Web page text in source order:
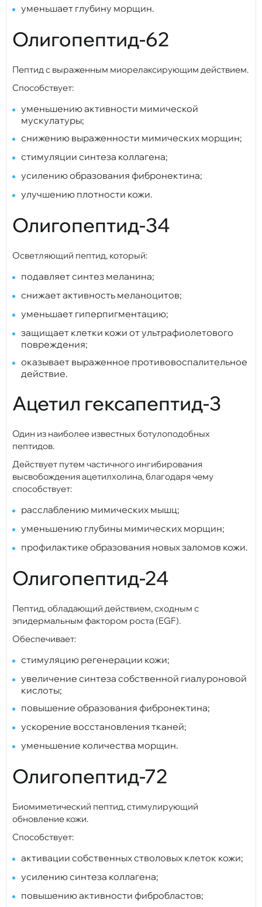
уменьшает глубину морщин.
Олигопептид-62
Пептид с выраженным миорелаксирующим действием.
Способствует:
уменьшению активности мимической
мускулатуры;
снижению выраженности мимических морщин;
стимуляции синтеза коллагена;
усилению образования фибронектина;
улучшению плотности кожи.
Олигопептид-34
Осветляющий пептид, который:
подавляет синтез меланина;
снижает активность меланоцитов;
уменьшает гиперпигментацию;
защищает клетки кожи от ультрафиолетового
повреждения;
оказывает выраженное противовоспалительное
действие.
Ацетил гексапептид-3
Один из наиболее известных ботулоподобных
пептидов.
Действует путем частичного ингибирования
высвобождения ацетилхолина, благодаря чему
способствует:
расслаблению мимических мышц;
уменьшению глубины мимических морщин;
профилактике образования новых заломов кожи.
Олигопептид-24
Пептид, обладающий действием, сходным с
эпидермальным фактором роста (EGF).
Обеспечивает:
стимуляцию регенерации кожи;
увеличение синтеза собственной гиалуроновой
кислоты;
повышение образования фибронектина;
ускорение восстановления тканей;
уменьшение количества морщин.
Олигопептид-72
Биомиметический пептид, стимулирующий
обновление кожи.
Способствует:
активации собственных стволовых клеток кожи;
усилению синтеза коллагена;
повышению активности фибробластов;